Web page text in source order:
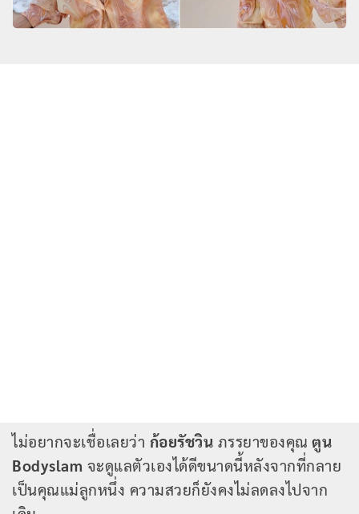
ไม่อยากจะเชื่อเลยว่า ก้อยรัชวิน ภรรยาของคุณ ตูน
Bodyslam จะดูแลตัวเองได้ดีขนาดนี้หลังจากที่กลาย
เป็นคุณแม่ลูกหนึ่ง ความสวยก็ยังคงไม่ลดลงไปจาก